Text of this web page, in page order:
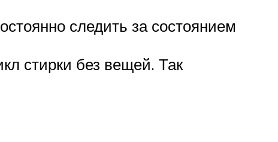
следить за состоянием
стирки без вещей. Так